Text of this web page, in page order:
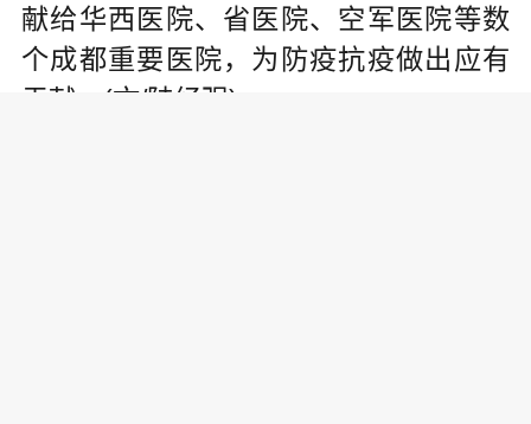
献给华西医院、省医院、空军医院等数
个成都重要医院，为防疫抗疫做出应有
贡献。(文/陆经强)